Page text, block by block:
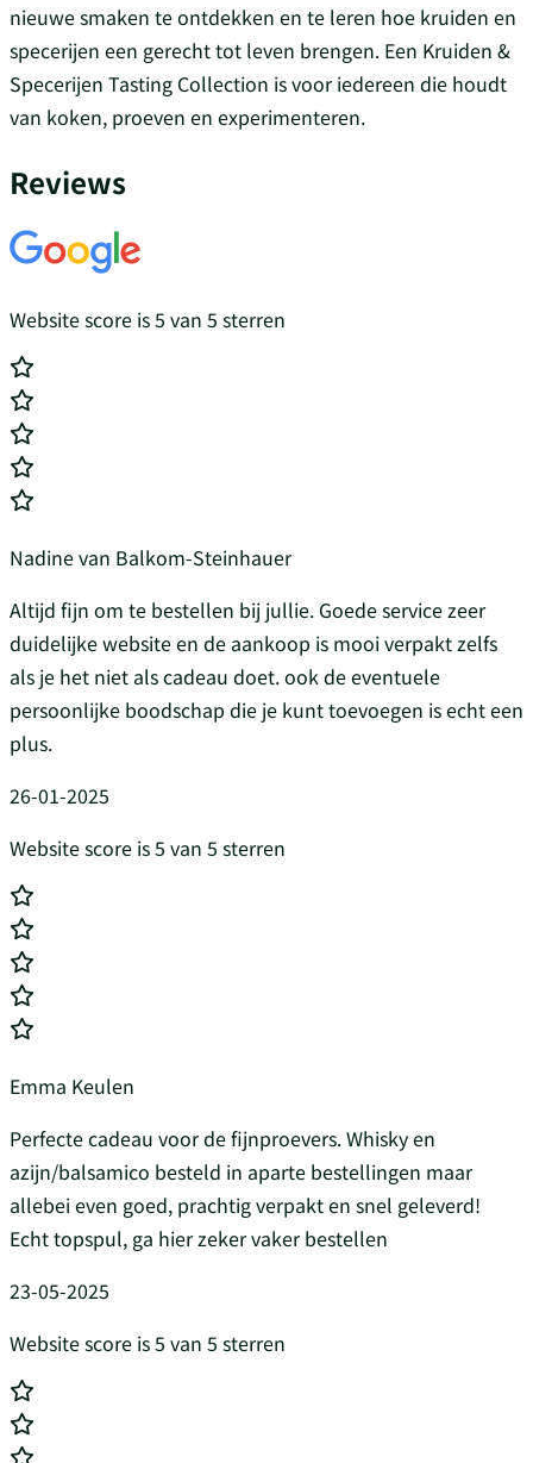
nieuwe smaken te ontdekken en te leren hoe kruiden en
specerijen een gerecht tot leven brengen. Een Kruiden &
Specerijen Tasting Collection is voor iedereen die houdt
van koken, proeven en experimenteren.
Reviews
Website score is 5 van 5 sterren
Nadine van Balkom-Steinhauer
Altijd fijn om te bestellen bij jullie. Goede service zeer
duidelijke website en de aankoop is mooi verpakt zelfs
als je het niet als cadeau doet. ook de eventuele
persoonlijke boodschap die je kunt toevoegen is echt een
plus.
26-01-2025
Website score is 5 van 5 sterren
Emma Keulen
Perfecte cadeau voor de fijnproevers. Whisky en
azijn/balsamico besteld in aparte bestellingen maar
allebei even goed, prachtig verpakt en snel geleverd!
Echt topspul, ga hier zeker vaker bestellen
23-05-2025
Website score is 5 van 5 sterren